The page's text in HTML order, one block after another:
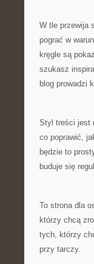
W tle przewija
pograć w
kręgle są
szukasz
blog prowadzi
Styl treści jest
co poprawić,
będzie to
buduje się
To strona dla
którzy chcą
tych, którzy
przy tarczy.